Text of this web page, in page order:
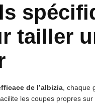
tailler
de l’albizia ,
les coupes propres